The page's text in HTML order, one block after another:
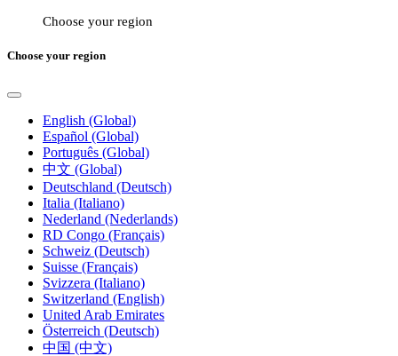
Choose your region
Choose your region
English (Global)
Español (Global)
Português (Global)
中文 (Global)
Deutschland (Deutsch)
Italia (Italiano)
Nederland (Nederlands)
RD Congo (Français)
Schweiz (Deutsch)
Suisse (Français)
Svizzera (Italiano)
Switzerland (English)
United Arab Emirates
Österreich (Deutsch)
中国 (中文)